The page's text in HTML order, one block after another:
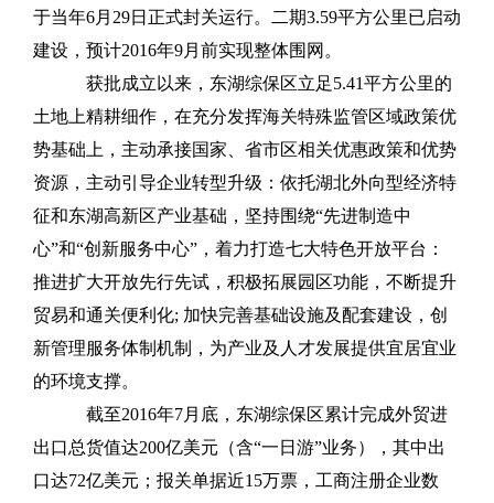
于当年6月29日正式封关运行。二期3.59平方公里已启动
建设，预计2016年9月前实现整体围网。
获批成立以来，东湖综保区立足5.41平方公里的
土地上精耕细作，在充分发挥海关特殊监管区域政策优
势基础上，主动承接国家、省市区相关优惠政策和优势
资源，主动引导企业转型升级：依托湖北外向型经济特
征和东湖高新区产业基础，坚持围绕“先进制造中
心”和“创新服务中心”，着力打造七大特色开放平台：
推进扩大开放先行先试，积极拓展园区功能，不断提升
贸易和通关便利化; 加快完善基础设施及配套建设，创
新管理服务体制机制，为产业及人才发展提供宜居宜业
的环境支撑。
截至2016年7月底，东湖综保区累计完成外贸进
出口总货值达200亿美元（含“一日游”业务），其中出
口达72亿美元；报关单据近15万票，工商注册企业数